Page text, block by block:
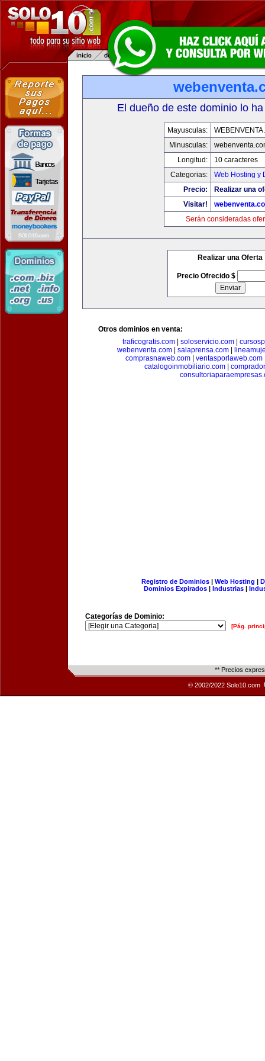
El dueño de este dominio lo
Mayusculas:
Minusculas:
Longitud:
10 caracteres
Categorias:
Web Hosting y
Precio:
Realizar una
Visitar!
Serán consideradas
Realizar una Oferta
Precio Ofrecido $
Otros dominios en venta:
traficogratis.com| soloservicio.com|
webenventa.com
salaprensa.com
comprasnaweb.com
ventasporlaweb.com
catalogoinmobiliario.com|
Registro de Dominios| Web Hosting |
Dominios Expirados | Industrias |
Categorías de Dominio:
[Pág.
** Precios
© 2002/2022 Solo10.com